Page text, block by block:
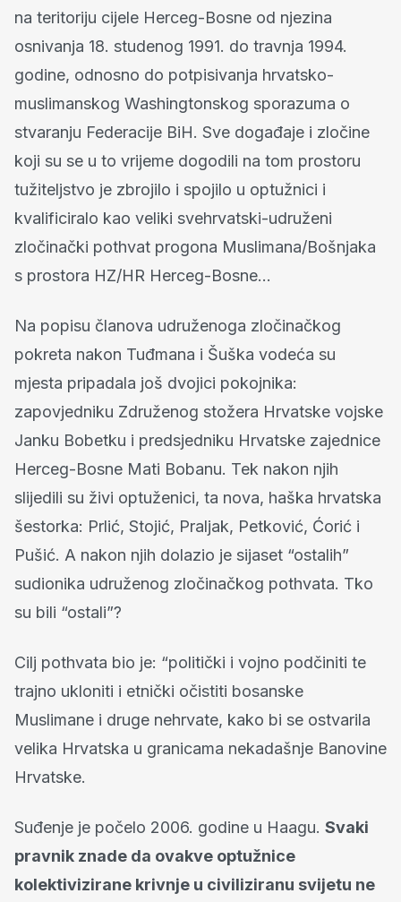
na teritoriju cijele Herceg-Bosne od njezina
osnivanja 18. studenog 1991. do travnja 1994.
godine, odnosno do potpisivanja hrvatsko-
muslimanskog Washingtonskog sporazuma o
stvaranju Federacije BiH. Sve događaje i zločine
koji su se u to vrijeme dogodili na tom prostoru
tužiteljstvo je zbrojilo i spojilo u optužnici i
kvalificiralo kao veliki svehrvatski-udruženi
zločinački pothvat progona Muslimana/Bošnjaka
s prostora HZ/HR Herceg-Bosne…
Na popisu članova udruženoga zločinačkog
pokreta nakon Tuđmana i Šuška vodeća su
mjesta pripadala još dvojici pokojnika:
zapovjedniku Združenog stožera Hrvatske vojske
Janku Bobetku i predsjedniku Hrvatske zajednice
Herceg-Bosne Mati Bobanu. Tek nakon njih
slijedili su živi optuženici, ta nova, haška hrvatska
šestorka: Prlić, Stojić, Praljak, Petković, Ćorić i
Pušić. A nakon njih dolazio je sijaset “ostalih”
sudionika udruženog zločinačkog pothvata. Tko
su bili “ostali”?
Cilj pothvata bio je: “politički i vojno podčiniti te
trajno ukloniti i etnički očistiti bosanske
Muslimane i druge nehrvate, kako bi se ostvarila
velika Hrvatska u granicama nekadašnje Banovine
Hrvatske.
Suđenje je počelo 2006. godine u Haagu. Svaki
pravnik znade da ovakve optužnice
kolektivizirane krivnje u civiliziranu svijetu ne